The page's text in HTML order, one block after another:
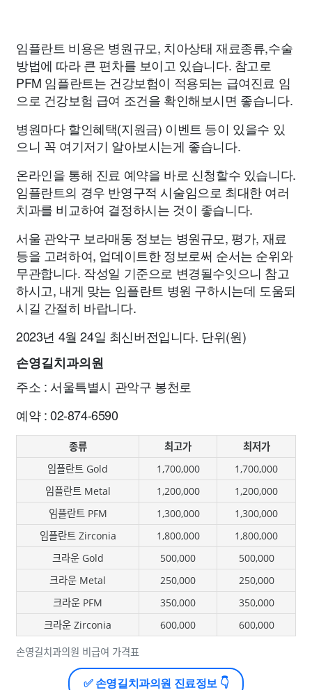
임플란트 비용은 병원규모, 치아상태 재료종류,수술
방법에 따라 큰 편차를 보이고 있습니다. 참고로
PFM 임플란트는 건강보험이 적용되는 급여진료 임
으로 건강보험 급여 조건을 확인해보시면 좋습니다.
병원마다 할인혜택(지원금) 이벤트 등이 있을수 있
으니 꼭 여기저기 알아보시는게 좋습니다.
온라인을 통해 진료 예약을 바로 신청할수 있습니다.
임플란트의 경우 반영구적 시술임으로 최대한 여러
치과를 비교하여 결정하시는 것이 좋습니다.
서울 관악구 보라매동 정보는 병원규모, 평가, 재료
등을 고려하여, 업데이트한 정보로써 순서는 순위와
무관합니다. 작성일 기준으로 변경될수잇으니 참고
하시고, 내게 맞는 임플란트 병원 구하시는데 도움되
시길 간절히 바랍니다.
2023년 4월 24일 최신버전입니다. 단위(원)
손영길치과의원
주소 : 서울특별시 관악구 봉천로
예약 : 02-874-6590
손영길치과의원 비급여 가격표
종류 최고가
최저가
임플란트 Gold
1,700,000
1,700,000
임플란트 Metal
1,200,000
1,200,000
임플란트 PFM
1,300,000
1,300,000
임플란트 Zirconia
1,800,000
1,800,000
크라운 Gold
500,000
500,000
크라운 Metal
250,000
250,000
크라운 PFM
350,000
350,000
크라운 Zirconia
600,000 600,000
✅ 손영길치과의원 진료정보 👇